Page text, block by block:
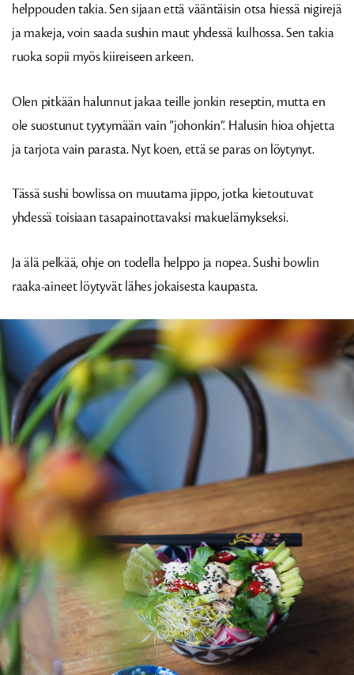
helppouden takia. Sen sijaan että vääntäisin otsa hiessä nigirejä
ja makeja, voin saada sushin maut yhdessä kulhossa. Sen takia
ruoka sopii myös kiireiseen arkeen.
Olen pitkään halunnut jakaa teille jonkin reseptin, mutta en
ole suostunut tyytymään vain ”johonkin”. Halusin hioa ohjetta
ja tarjota vain parasta. Nyt koen, että se paras on löytynyt.
Tässä sushi bowlissa on muutama jippo, jotka kietoutuvat
yhdessä toisiaan tasapainottavaksi makuelämykseksi.
Ja älä pelkää, ohje on todella helppo ja nopea. Sushi bowlin
raaka-aineet löytyvät lähes jokaisesta kaupasta.